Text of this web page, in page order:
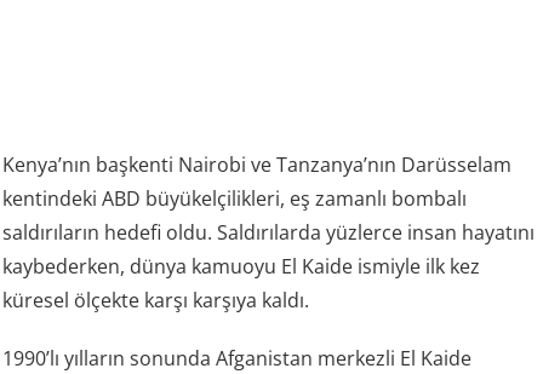
Kenya’nın başkenti Nairobi ve Tanzanya’nın Darüsselam
kentindeki ABD büyükelçilikleri, eş zamanlı bombalı
saldırıların hedefi oldu. Saldırılarda yüzlerce insan hayatını
kaybederken, dünya kamuoyu El Kaide ismiyle ilk kez
küresel ölçekte karşı karşıya kaldı.
1990’lı yılların sonunda Afganistan merkezli El Kaide